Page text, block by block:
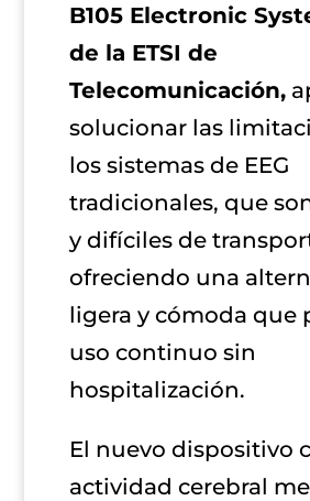
B105 Electronic
de la ETSI de
Telecomunicación,
solucionar las
los sistemas de EEG
tradicionales, que
y difíciles de
ofreciendo una
ligera y cómoda que
uso continuo sin
hospitalización.
El nuevo dispositivo
actividad cerebral